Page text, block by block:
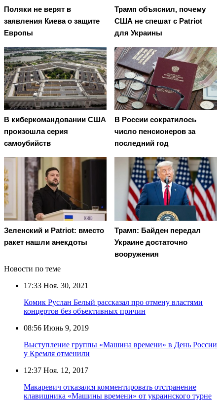
Поляки не верят в
заявления Киева о защите
Европы
Трамп объяснил, почему
США не спешат с Patriot
для Украины
В киберкомандовании США
произошла серия
самоубийств
В России сократилось
число пенсионеров за
последний год
Зеленский и Patriot: вместо
ракет нашли анекдоты
Трамп: Байден передал
Украине достаточно
вооружения
Новости по теме
17:33 Ноя. 30, 2021
Комик Руслан Белый рассказал про отмену властями
концертов без объективных причин
08:56 Июнь 9, 2019
Выступление группы «Машина времени» в День России
у Кремля отменили
12:37 Ноя. 12, 2017
Макаревич отказался комментировать отстранение
клавишника «Машины времени» от украинского турне